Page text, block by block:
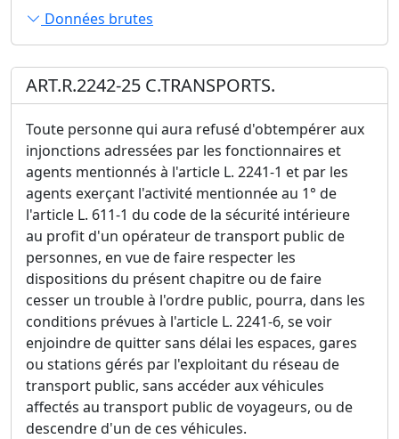
Données brutes
ART.R.2242-25 C.TRANSPORTS.
Toute personne qui aura refusé d'obtempérer aux
injonctions adressées par les fonctionnaires et
agents mentionnés à l'article L. 2241-1 et par les
agents exerçant l'activité mentionnée au 1° de
l'article L. 611-1 du code de la sécurité intérieure
au profit d'un opérateur de transport public de
personnes, en vue de faire respecter les
dispositions du présent chapitre ou de faire
cesser un trouble à l'ordre public, pourra, dans les
conditions prévues à l'article L. 2241-6, se voir
enjoindre de quitter sans délai les espaces, gares
ou stations gérés par l'exploitant du réseau de
transport public, sans accéder aux véhicules
affectés au transport public de voyageurs, ou de
descendre d'un de ces véhicules.